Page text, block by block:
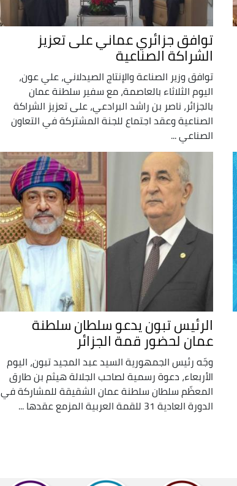
توافق جزائري عماني على تعزيز
الشراكة الصناعية
توافق وزير الصناعة والإنتاج الصيدلاني، علي عون،
اليوم الثلاثاء بالعاصمة، مع سفير سلطنة عمان
بالجزائر، ناصر بن راشد البرادعي، على تعزيز الشراكة
الصناعية وعقد اجتماع للجنة المشتركة في التعاون
الصناعي ...
الرئيس تبون يدعو سلطان سلطنة
عمان لحضور قمة الجزائر
وجّه رئيس الجمهورية السيد عبد المجيد تبون، اليوم
الأربعاء، دعوة رسمية لصاحب الجلالة هيثم بن طارق
المعظّم سلطان سلطنة عمان الشقيقة للمشاركة في
الدورة العادية 31 للقمة العربية المزمع عقدها ...